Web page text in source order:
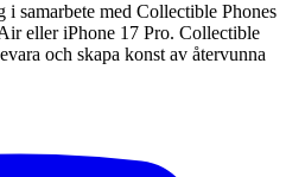
samarbete med Collectible Phones
eller iPhone 17 Pro. Collectible
och skapa konst av återvunna